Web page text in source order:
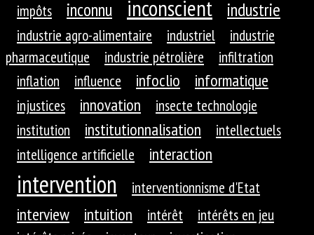
impôts
inconnu inconscient industrie
industrie agro-alimentaire industriel
industrie
pharmaceutique
industrie pétrolière
infiltration
inflation
influence infoclio informatique
injustices innovation
insecte technologie
institution
institutionnalisation
intellectuels
intelligence artificielle
interaction
intervention interventionnisme d'Etat
interview intuition intérêt
intérêts en jeu